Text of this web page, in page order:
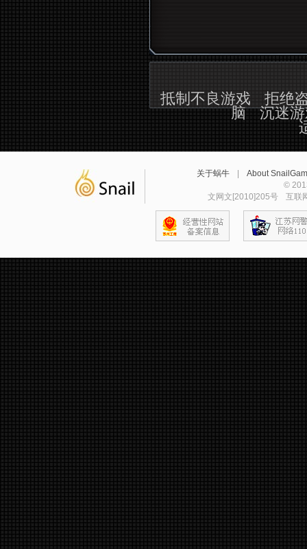
抵制不良游戏
拒绝
脑
沉迷
关于蜗牛
About
©
文网文[2010]205号
互联